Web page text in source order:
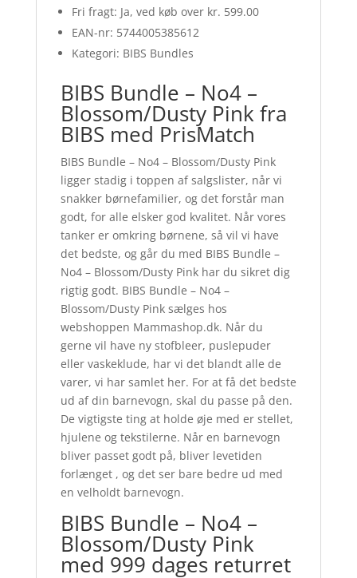
Fri fragt: Ja, ved køb over kr. 599.00
EAN-nr: 5744005385612
Kategori: BIBS Bundles
BIBS Bundle – No4 –
Blossom/Dusty Pink fra
BIBS med PrisMatch
BIBS Bundle – No4 – Blossom/Dusty Pink
ligger stadig i toppen af salgslister, når vi
snakker børnefamilier, og det forstår man
godt, for alle elsker god kvalitet. Når vores
tanker er omkring børnene, så vil vi have
det bedste, og går du med BIBS Bundle –
No4 – Blossom/Dusty Pink har du sikret dig
rigtig godt. BIBS Bundle – No4 –
Blossom/Dusty Pink sælges hos
webshoppen Mammashop.dk. Når du
gerne vil have ny stofbleer, puslepuder
eller vaskeklude, har vi det blandt alle de
varer, vi har samlet her. For at få det bedste
ud af din barnevogn, skal du passe på den.
De vigtigste ting at holde øje med er stellet,
hjulene og tekstilerne. Når en barnevogn
bliver passet godt på, bliver levetiden
forlænget , og det ser bare bedre ud med
en velholdt barnevogn.
BIBS Bundle – No4 –
Blossom/Dusty Pink
med 999 dages returret